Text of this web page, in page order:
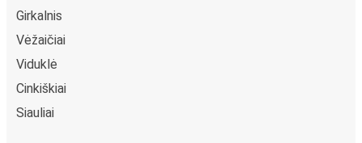
Girkalnis
Vėžaičiai
Viduklė
Cinkiškiai
Siauliai